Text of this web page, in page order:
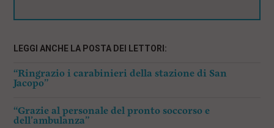
LEGGI ANCHE LA POSTA DEI LETTORI:
“Ringrazio i carabinieri della stazione di San
Jacopo”
“Grazie al personale del pronto soccorso e
dell’ambulanza”